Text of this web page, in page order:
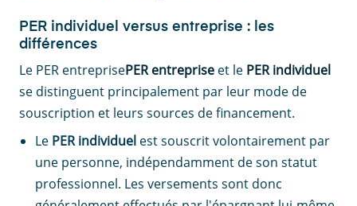
PER individuel versus entreprise : les
différences
Le PER entreprisePER entreprise et le PER individuel
se distinguent principalement par leur mode de
souscription et leurs sources de financement.
Le PER individuel est souscrit volontairement par
une personne, indépendamment de son statut
professionnel. Les versements sont donc